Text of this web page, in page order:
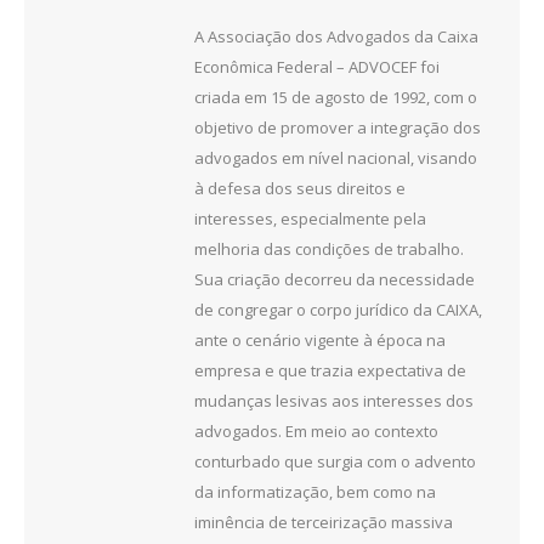
A Associação dos Advogados da Caixa
Econômica Federal – ADVOCEF foi
criada em 15 de agosto de 1992, com o
objetivo de promover a integração dos
advogados em nível nacional, visando
à defesa dos seus direitos e
interesses, especialmente pela
melhoria das condições de trabalho.
Sua criação decorreu da necessidade
de congregar o corpo jurídico da CAIXA,
ante o cenário vigente à época na
empresa e que trazia expectativa de
mudanças lesivas aos interesses dos
advogados. Em meio ao contexto
conturbado que surgia com o advento
da informatização, bem como na
iminência de terceirização massiva